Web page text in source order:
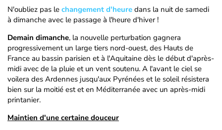
N'oubliez pas le changement d'heure dans la nuit de samedi
à dimanche avec le passage à l'heure d'hiver !
Demain dimanche, la nouvelle perturbation gagnera
progressivement un large tiers nord-ouest, des Hauts de
France au bassin parisien et à l'Aquitaine dès le début d'après-
midi avec de la pluie et un vent soutenu. A l'avant le ciel se
voilera des Ardennes jusqu'aux Pyrénées et le soleil résistera
bien sur la moitié est et en Méditerranée avec un après-midi
printanier.
Maintien d'une certaine douceur